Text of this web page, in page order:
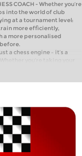
COACH - Whether you’re
into the world of club
at a tournament level:
more efficiently,
a more personalised
a chess engine – it’s a
you’re taking your
of club chess, or already
level: with FRITZ, you can
intelligently and with a